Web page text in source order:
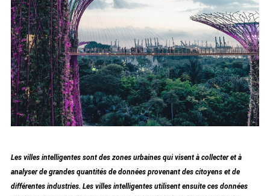
Les villes intelligentes sont des zones urbaines qui visent à collecter et à
analyser de grandes quantités de données provenant des citoyens et de
différentes industries. Les villes intelligentes utilisent ensuite ces données